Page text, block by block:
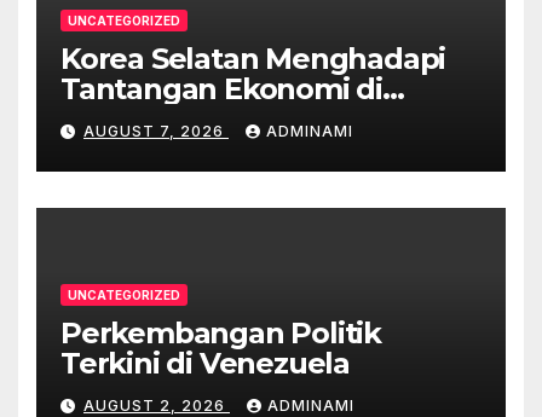
UNCATEGORIZED
Korea Selatan Menghadapi
Tantangan Ekonomi di
Tengah Krisis Global
AUGUST 7, 2026 ADMINAMI
UNCATEGORIZED
Perkembangan Politik
Terkini di Venezuela
AUGUST 2, 2026 ADMINAMI